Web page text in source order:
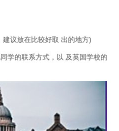
议放在比较好取 出的地方)
学的联系方式，以 及英国学校的